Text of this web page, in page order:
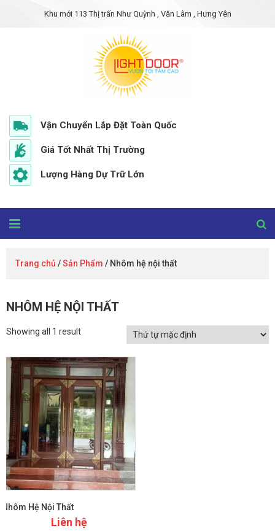
Khu mới 113 Thị trấn Như Quỳnh , Văn Lâm , Hưng Yên
Vận Chuyển Lắp Đặt Toàn Quốc
Giá Tốt Nhất Thị Trường
Lượng Hàng Dự Trữ Lớn
Trang chủ /Sản Phẩm / Nhôm hệ nội thất
NHÔM HỆ NỘI THẤT
Showing all 1 result
Nhôm Hệ Nội Thất
Liên hệ